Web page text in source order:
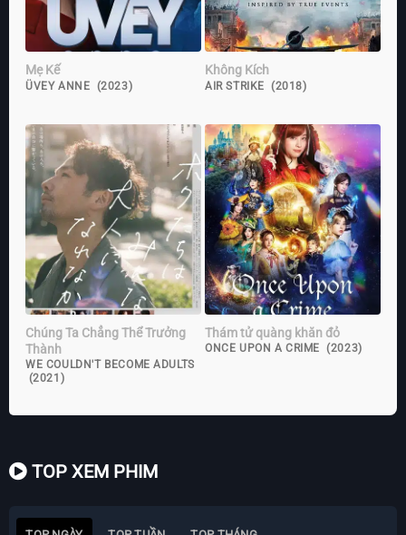
Mẹ Kế
ÜVEY ANNE (2023)
Không Kích
AIR STRIKE (2018)
Chúng Ta Chẳng Thể Trưởng
Thành
WE COULDN'T BECOME ADULTS
(2021)
Thám tử quàng khăn đỏ
ONCE UPON A CRIME (2023)
TOP XEM PHIM